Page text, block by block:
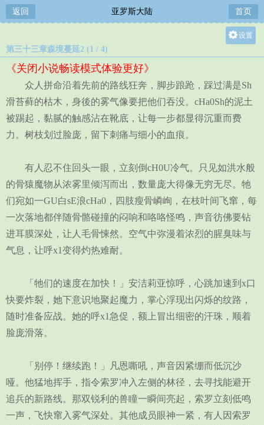
返回 亚罗斯大陆 首页
设置
中
小
第三十三章森境蔓延2 (1 / 4)
《关闭小说畅读模式体验更好》
众人拼命沿着先前的路线狂奔，脚步踉跄，踩过满是Sh
滑苔藓的枯木，身後的雾气像要把他们吞没。cHa0Sh的泥土
被踢起，黏腻的触感沾在靴底，让每一步都显得沉重而费
力。树枝划过脸庞，留下刺痛与细小的血痕。
有人忍不住回头一眼，立刻倒cH0U冷气。只见如洪水般
的骨猿魔物从浓雾里倾泻而出，数量庞大得像无穷无尽。牠
们宛如一GU白sE浪cHa0，四肢瘦骨嶙峋，在枝叶间飞窜，每
一次落地都伴随骨骼碰撞的闷响和咯咯怪鸣，声音彷佛要钻
进耳膜深处，让人毛骨悚然。空气中弥漫着浓烈的腥臭味与
气息，让呼x1变得灼热难耐。
「牠们的速度在加快！」安洁莉亚惊呼，心跳加速到x口
快要炸裂，她下意识地聚起魔力，掌心浮现出闪烁的纹路，
随时准备应战。她的呼x1急促，额上冒出细密的汗珠，顺着
脸庞滑落。
「别停！继续跑！」凡恩嘶吼，声音因紧绷而低沉沙
哑。他猛地挥手，指令索罗冲入左侧的林径，去寻找能避开
追兵的新路线。那双锐利的兽瞳一瞬间亮起，索罗立刻低鸣
一声，飞快窜入雾气深处。其他成员眼神一紧，有人因索罗